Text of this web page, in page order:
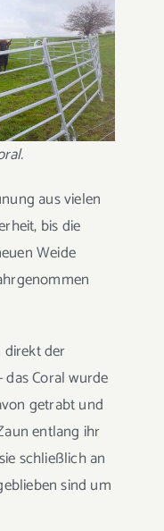
aus vielen
bis die
Weide
der
Coral wurde
getrabt und
entlang ihr
schließlich an
sind um